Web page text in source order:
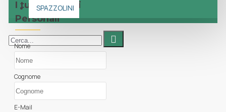
SPAZZOLINI
I tuoi Dettagli
Personali
Nome
Cognome
E-Mail